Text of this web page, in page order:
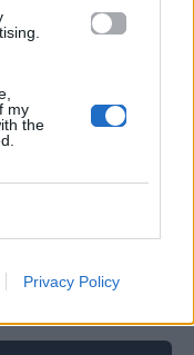
my
the
Privacy Policy
κάρτα για όλες τις
παροχές!